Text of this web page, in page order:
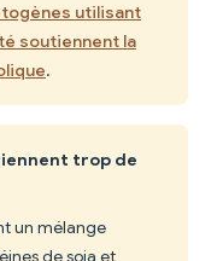
utilisant
soutiennent la
.
trop de
un mélange
de soja et